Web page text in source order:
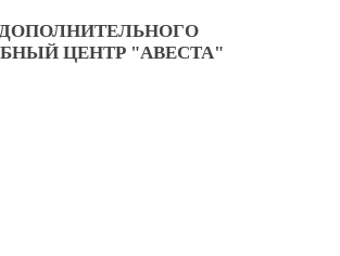
ЦЕНТР "АВЕСТА"